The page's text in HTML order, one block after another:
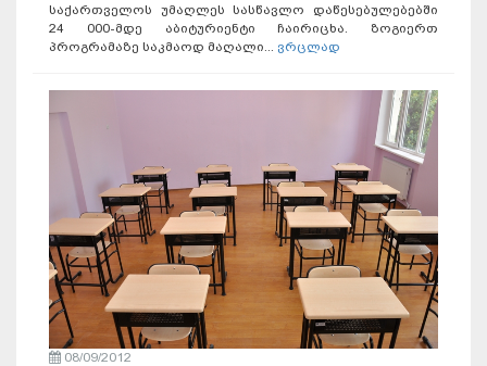
საქართველოს უმაღლეს სასწავლო დაწესებულებებში
24 000-მდე აბიტურიენტი ჩაირიცხა. ზოგიერთ
პროგრამაზე საკმაოდ მაღალი... ვრცლად
08/09/2012